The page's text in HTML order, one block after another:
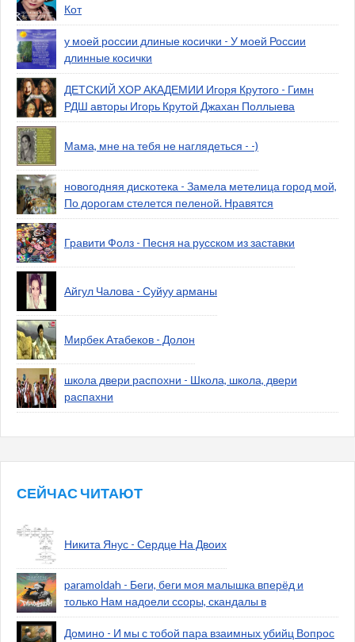
Кот
у моей россии длиные косички - У моей России
длинные косички
ДЕТСКИЙ ХОР АКАДЕМИИ Игоря Крутого - Гимн
РДШ авторы Игорь Крутой Джахан Поллыева
Мама, мне на тебя не наглядеться - -)
новогодняя дискотека - Замела метелица город мой,
По дорогам стелется пеленой. Нравятся
Гравити Фолз - Песня на русском из заставки
Айгул Чалова - Суйуу арманы
Мирбек Атабеков - Долон
школа двери распохни - Школа, школа, двери
распахни
СЕЙЧАС ЧИТАЮТ
Никита Янус - Сердце На Двоих
paramoldah - Беги, беги моя малышка вперёд и
только Нам надоели ссоры, скандалы в
Домино - И мы с тобой пара взаимных убийц Вопрос